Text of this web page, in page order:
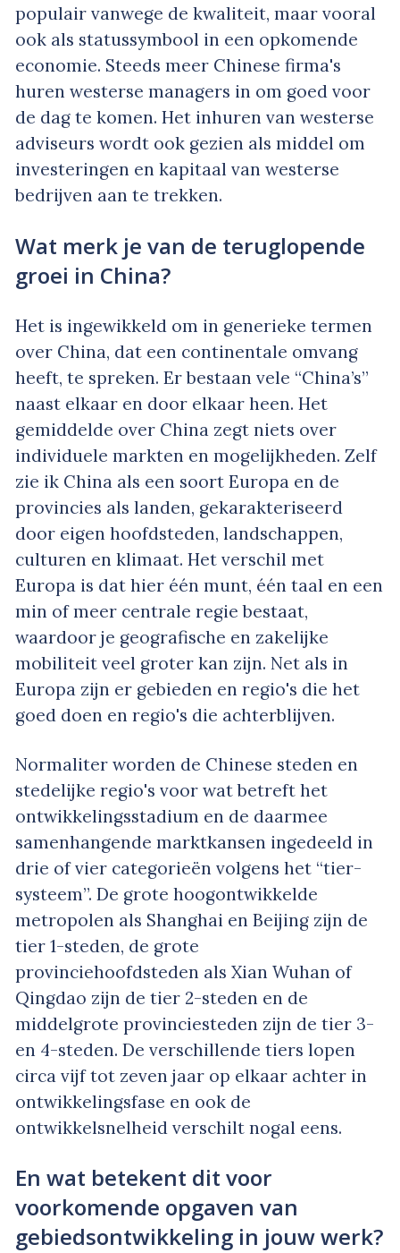
populair vanwege de kwaliteit, maar vooral
ook als statussymbool in een opkomende
economie. Steeds meer Chinese firma's
huren westerse managers in om goed voor
de dag te komen. Het inhuren van westerse
adviseurs wordt ook gezien als middel om
investeringen en kapitaal van westerse
bedrijven aan te trekken.
Wat merk je van de teruglopende
groei in China?
Het is ingewikkeld om in generieke termen
over China, dat een continentale omvang
heeft, te spreken. Er bestaan vele “China’s”
naast elkaar en door elkaar heen. Het
gemiddelde over China zegt niets over
individuele markten en mogelijkheden. Zelf
zie ik China als een soort Europa en de
provincies als landen, gekarakteriseerd
door eigen hoofdsteden, landschappen,
culturen en klimaat. Het verschil met
Europa is dat hier één munt, één taal en een
min of meer centrale regie bestaat,
waardoor je geografische en zakelijke
mobiliteit veel groter kan zijn. Net als in
Europa zijn er gebieden en regio's die het
goed doen en regio's die achterblijven.
Normaliter worden de Chinese steden en
stedelijke regio's voor wat betreft het
ontwikkelingsstadium en de daarmee
samenhangende marktkansen ingedeeld in
drie of vier categorieën volgens het “tier-
systeem”. De grote hoogontwikkelde
metropolen als Shanghai en Beijing zijn de
tier 1-steden, de grote
provinciehoofdsteden als Xian Wuhan of
Qingdao zijn de tier 2-steden en de
middelgrote provinciesteden zijn de tier 3-
en 4-steden. De verschillende tiers lopen
circa vijf tot zeven jaar op elkaar achter in
ontwikkelingsfase en ook de
ontwikkelsnelheid verschilt nogal eens.
En wat betekent dit voor
voorkomende opgaven van
gebiedsontwikkeling in jouw werk?